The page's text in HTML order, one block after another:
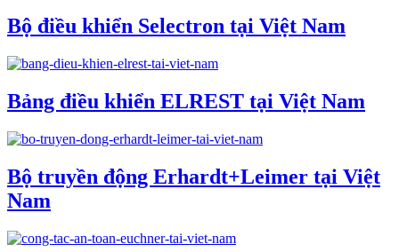
Bộ điều khiển Selectron tại Việt Nam
Bảng điều khiển ELREST tại Việt Nam
Bộ truyền động Erhardt+Leimer tại Việt
Nam